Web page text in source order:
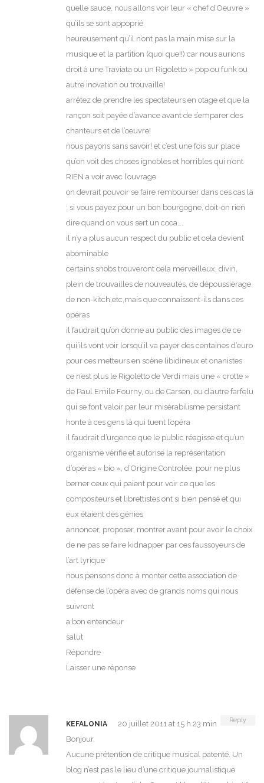
quelle sauce, nous allons voir leur « chef d’Oeuvre »
qu’ils se sont appoprié
heureusement qu’il n’ont pas la main mise sur la
musique et la partition (quoi que!!) car nous aurions
droit à une Traviata ou un Rigoletto » pop ou funk ou
autre inovation ou trouvaille!
arrêtez de prendre les spectateurs en otage et que la
rançon soit payée d’avance avant de s’emparer des
chanteurs et de l’oeuvre!
nous payons sans savoir! et c’est une fois sur place
qu’on voit des choses ignobles et horribles qui n’ont
RIEN a voir avec l’ouvrage
on devrait pouvoir se faire rembourser dans ces cas là
: si vous payez pour un bon bourgogne, doit-on rien
dire quand on vous sert un coca….
il n’y a plus aucun respect du public et cela devient
abominable
certains snobs trouveront cela merveilleux, divin,
plein de trouvailles de nouveautés, de dépoussièrage
de non-kitch,etc,mais que connaissent-ils dans ces
opéras
il faudrait qu’on donne au public des images de ce
qui’ils vont voir lorsqu’il va payer des centaines d’euro
pour ces metteurs en scène libidineux et onanistes
ce n’est plus le Rigoletto de Verdi mais une « crotte »
de Paul Emile Fourny, ou de Carsen, ou d’autre farfelu
qui se font valoir par leur misérabilisme persistant
honte à ces gens là qui tuent l’opéra
il faudrait d’urgence que le public réagisse et qu’un
organisme vérifie et autorise la représentation
d’opéras « bio », d’Origine Controlée, pour ne plus
berner ceux qui paient pour voir ce que les
compositeurs et librettistes ont si bien pensé et qui
eux étaient des génies
annoncer, proposer, montrer avant pour avoir le choix
de ne pas se faire kidnapper par ces faussoyeurs de
l’art lyrique
nous pensons donc à monter cette association de
défense de l’opéra avec de grands noms qui nous
suivront
a bon entendeur
salut
Répondre
Laisser une réponse
Reply
KEFALONIA
20 juillet 2011 at 15 h 23 min
Bonjour,
Aucune prétention de critique musical patenté. Un
blog n’est pas le lieu d’une critique journalistique